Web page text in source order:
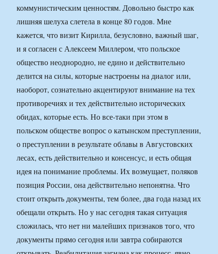
коммунистическим ценностям. Довольно быстро как
лишняя шелуха слетела в конце 80 годов. Мне
кажется, что визит Кирилла, безусловно, важный шаг,
и я согласен с Алексеем Миллером, что польское
общество неоднородно, не едино и действительно
делится на силы, которые настроены на диалог или,
наоборот, сознательно акцентируют внимание на тех
противоречиях и тех действительно исторических
обидах, которые есть. Но все-таки при этом в
польском обществе вопрос о катынском преступлении,
о преступлении в результате облавы в Августовских
лесах, есть действительно и консенсус, и есть общая
идея на понимание проблемы. Их возмущает, поляков
позиция России, она действительно непонятна. Что
стоит открыть документы, тем более, два года назад их
обещали открыть. Но у нас сегодня такая ситуация
сложилась, что нет ни малейших признаков того, что
документы прямо сегодня или завтра собираются